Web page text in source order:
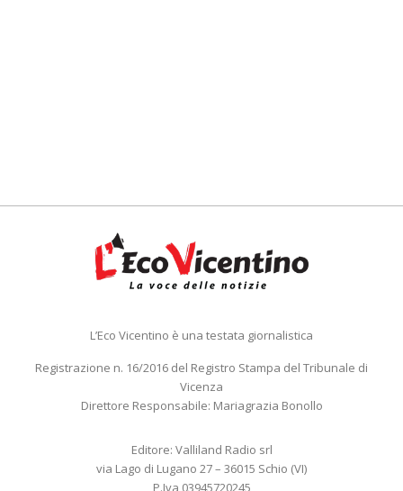
L’Eco Vicentino è una testata giornalistica
Registrazione n. 16/2016 del Registro Stampa del Tribunale di
Vicenza
Direttore Responsabile: Mariagrazia Bonollo
Editore: Valliland Radio srl
via Lago di Lugano 27 – 36015 Schio (VI)
P.Iva 03945720245